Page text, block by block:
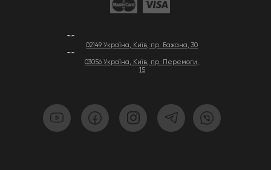
02149 Україна, Київ, пр. Бажана, 30
03056 Україна, Київ, пр. Перемоги,
15